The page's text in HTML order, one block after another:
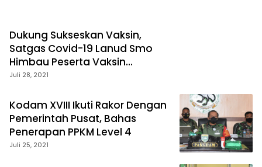
Dukung Sukseskan Vaksin,
Satgas Covid-19 Lanud Smo
Himbau Peserta Vaksin
Terapkan Prokes
Juli 28, 2021
Kodam XVIII Ikuti Rakor Dengan
Pemerintah Pusat, Bahas
Penerapan PPKM Level 4
Juli 25, 2021